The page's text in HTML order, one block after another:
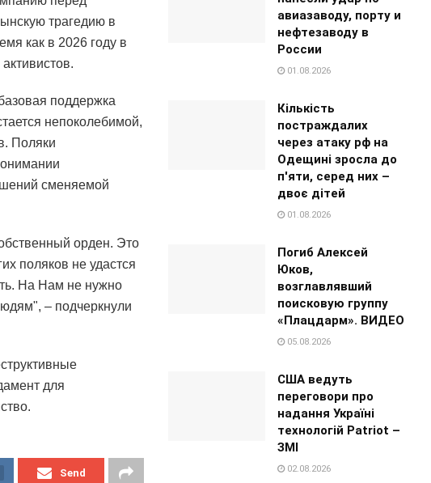
трагедию в
как в 2026 году в
поддержка
непоколебимой,
Поляки
сменяемой
орден. Это
поляков не удастся
На Нам не нужно
– подчеркнули
для
Send
авиазаводу, порту и
нефтезаводу в
России
01.08.2026
Кількість
постраждалих
через атаку рф на
Одещині зросла до
п'яти, серед них –
двоє дітей
01.08.2026
Погиб Алексей
Юков,
возглавлявший
поисковую группу
«Плацдарм». ВИДЕО
05.08.2026
США ведуть
переговори про
надання Україні
технологій Patriot –
ЗМІ
02.08.2026